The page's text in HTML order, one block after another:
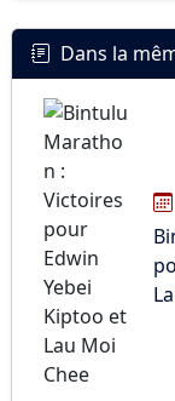
Dans la